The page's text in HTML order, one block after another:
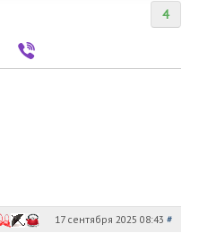
4
17 сентября 2025 08:43 #